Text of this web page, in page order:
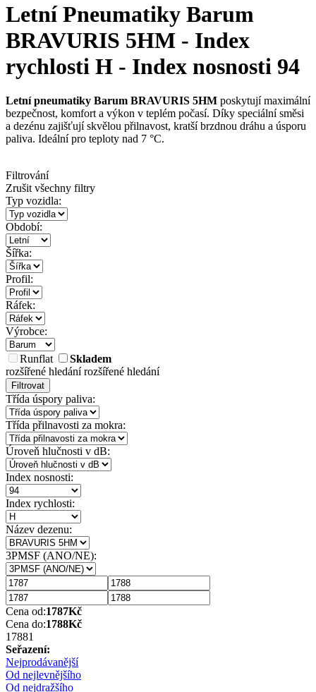
Letní Pneumatiky Barum
BRAVURIS 5HM - Index
rychlosti H - Index nosnosti 94
Letní pneumatiky Barum BRAVURIS 5HM poskytují maximální
bezpečnost, komfort a výkon v teplém počasí. Díky speciální směsi
a dezénu zajišťují skvělou přilnavost, kratší brzdnou dráhu a úsporu
paliva. Ideální pro teploty nad 7 °C.
Filtrování
Zrušit všechny filtry
Typ vozidla:
Období:
Šířka:
Profil:
Ráfek:
Výrobce:
Runflat
Skladem
rozšířené hledánírozšířené hledání
Filtrovat
Třída úspory paliva:
Třída přilnavosti za mokra:
Úroveň hlučnosti v dB:
Index nosnosti:
Index rychlosti:
Název dezenu:
3PMSF (ANO/NE):
Cena od:1787Kč
Cena do:1788Kč
17881
Seřazení:
Nejprodávanější
Od nejlevnějšího
Od nejdražšího